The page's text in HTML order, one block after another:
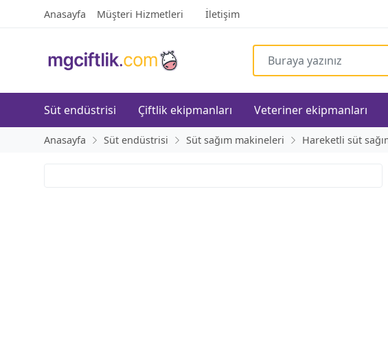
Anasayfa Müşteri Hizmetleri İletişim
Süt endüstrisi Çiftlik ekipmanları Veteriner ekipmanları
Anasayfa Süt endüstrisi Süt sağım makineleri Hareketli süt